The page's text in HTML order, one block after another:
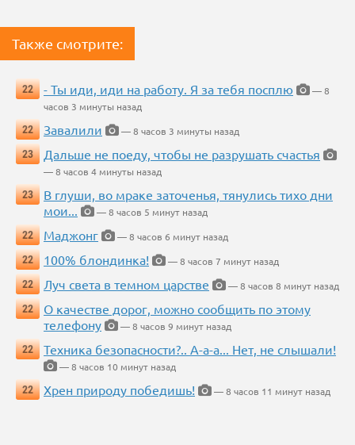
Также смотрите:
22 - Ты иди, иди на работу. Я за тебя посплю
— 8
часов 3 минуты назад
22
Завалили
— 8 часов 3 минуты назад
23
Дальше не поеду, чтобы не разрушать счастья
— 8 часов 4 минуты назад
23
В глуши, во мраке заточенья, тянулись тихо дни
мои...
— 8 часов 5 минут назад
22
Маджонг
— 8 часов 6 минут назад
22
100% блондинка!
— 8 часов 7 минут назад
22
Луч света в темном царстве
— 8 часов 8 минут назад
22
О качестве дорог, можно сообщить по этому
телефону
— 8 часов 9 минут назад
22
Техника безопасности?.. А-а-а... Нет, не слышали!
— 8 часов 10 минут назад
22
Хрен природу победишь! — 8 часов 11 минут назад